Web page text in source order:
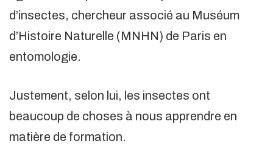
d’insectes, chercheur associé au Muséum
d’Histoire Naturelle (MNHN) de Paris en
entomologie.
Justement, selon lui, les insectes ont
beaucoup de choses à nous apprendre en
matière de formation.